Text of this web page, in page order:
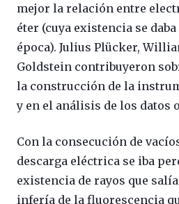
mejor la relación entre
éter (cuya existencia se
época). Julius Plücker,
Goldstein contribuyeron
la construcción de la
y en el análisis de los datos
Con la consecución de
descarga eléctrica se iba
existencia de rayos que
infería de la fluorescencia